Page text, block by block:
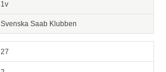
1v
Svenska Saab Klubben
27